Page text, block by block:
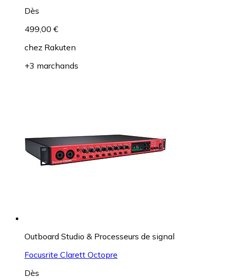
Dès
499,00 €
chez Rakuten
+3 marchands
Outboard Studio & Processeurs de signal
Focusrite Clarett Octopre
Dès